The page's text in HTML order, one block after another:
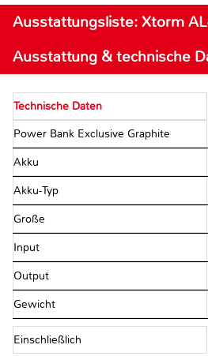
Ausstattungsliste: Xtorm
Ausstattung & technische
Technische Daten
Power Bank Exclusive Graphite
Akku
Akku-Typ
Große
Input
Output
Gewicht
Einschließlich